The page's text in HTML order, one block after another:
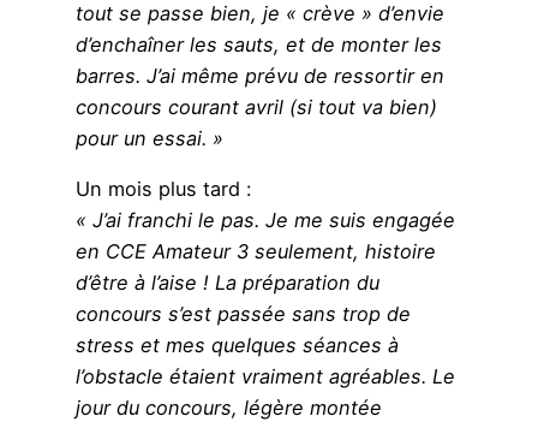
tout se passe bien, je « crève » d’envie
d’enchaîner les sauts, et de monter les
barres. J’ai même prévu de ressortir en
concours courant avril (si tout va bien)
pour un essai. »
Un mois plus tard :
« J’ai franchi le pas. Je me suis engagée
en CCE Amateur 3 seulement, histoire
d’être à l’aise ! La préparation du
concours s’est passée sans trop de
stress et mes quelques séances à
l’obstacle étaient vraiment agréables. Le
jour du concours, légère montée